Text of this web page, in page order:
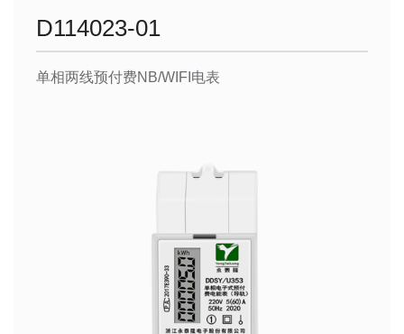
D114023-01
单相两线预付费NB/WIFI电表